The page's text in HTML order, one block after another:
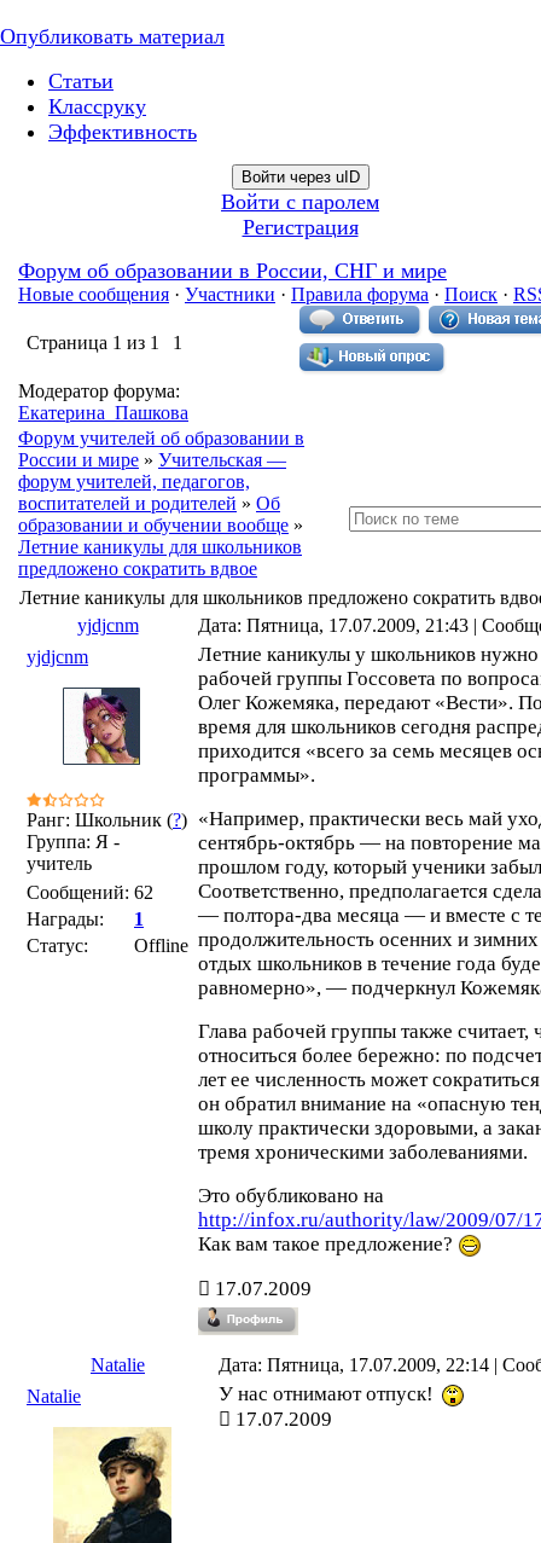
Опубликовать материал
Статьи
Классруку
Эффективность
Войти через uID
Войти с паролем
Регистрация
Форум об образовании в России, СНГ и мире
Новые сообщения · Участники · Правила форума · Поиск ·
Страница 1 из 1 1
Модератор форума:
Екатерина_Пашкова
Форум учителей об образовании в
России и мире » Учительская —
форум учителей, педагогов,
воспитателей и родителей » Об
образовании и обучении вообще »
Летние каникулы для школьников
предложено сократить вдвое
Летние каникулы для школьников предложено сократить
yjdjcnm
Дата: Пятница, 17.07.2009, 21:43 |
yjdjcnm
Ранг: Школьник (?)
Группа: Я -
учитель
Сообщений: 62
Награды:
1
Статус:
Offline
Летние каникулы у школьников нужно
рабочей группы Госсовета по
Олег Кожемяка, передают «Вести».
время для школьников сегодня
приходится «всего за семь месяцев
программы».
«Например, практически весь май
сентябрь-октябрь — на повторение
прошлом году, который ученики
Соответственно, предполагается
— полтора-два месяца — и вместе с
продолжительность осенних и
отдых школьников в течение года
равномерно», — подчеркнул
Глава рабочей группы также
относиться более бережно: по
лет ее численность может
он обратил внимание на «опасную
школу практически здоровыми, а
тремя хроническими заболеваниями.
Это обубликовано на
http://infox.ru/authority/law/2009/07/
Как вам такое предложение?
17.07.2009
Natalie
Дата: Пятница, 17.07.2009, 22:14 |
Natalie
У нас отнимают отпуск!
17.07.2009